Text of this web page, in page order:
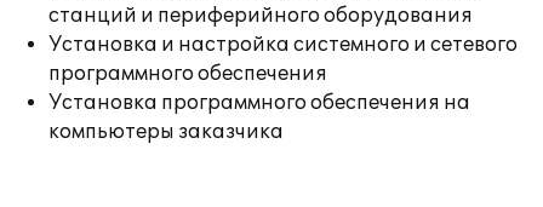
станций и периферийного оборудования
Установка и настройка системного и сетевого
программного обеспечения
Установка программного обеспечения на
компьютеры заказчика